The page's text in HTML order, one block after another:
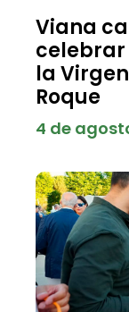
Viana
celebrar
la
Roque
4 de